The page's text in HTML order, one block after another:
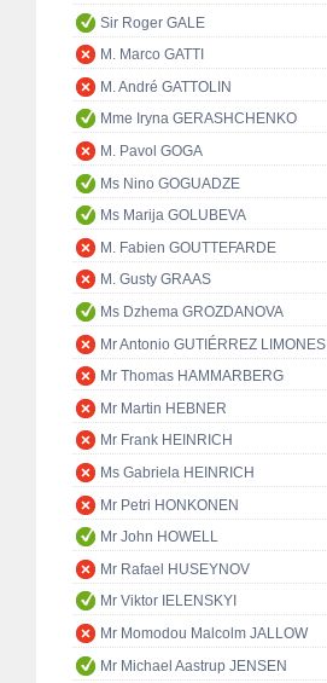
Sir Roger GALE
M. Marco GATTI
M. André GATTOLIN
Mme Iryna GERASHCHENKO
M. Pavol GOGA
Ms Nino GOGUADZE
Ms Marija GOLUBEVA
M. Fabien GOUTTEFARDE
M. Gusty GRAAS
Ms Dzhema GROZDANOVA
Mr Antonio GUTIÉRREZ LIMONES
Mr Thomas HAMMARBERG
Mr Martin HEBNER
Mr Frank HEINRICH
Ms Gabriela HEINRICH
Mr Petri HONKONEN
Mr John HOWELL
Mr Rafael HUSEYNOV
Mr Viktor IELENSKYI
Mr Momodou Malcolm JALLOW
Mr Michael Aastrup JENSEN